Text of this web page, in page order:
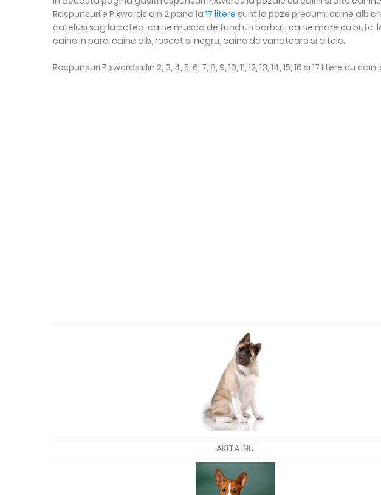
Raspunsurile Pixwords din 2 pana la 17 litere sunt la poze precum: caine alb
catelusi sug la catea, caine musca de fund un barbat, caine mare cu butoi
caine in parc, caine alb, roscat si negru, caine de vanatoare si altele.
Raspunsuri Pixwords din 2, 3, 4, 5, 6, 7, 8, 9, 10, 11, 12, 13, 14, 15, 16 si 17 litere cu
AKITA INU